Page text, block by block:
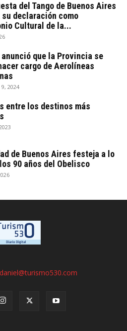
del Tango de Buenos Aires
declaración como
Cultural de la...
que la Provincia se
cargo de Aerolíneas
2024
entre los destinos más
de Buenos Aires festeja a lo
90 años del Obelisco
daniel@turismo530.com